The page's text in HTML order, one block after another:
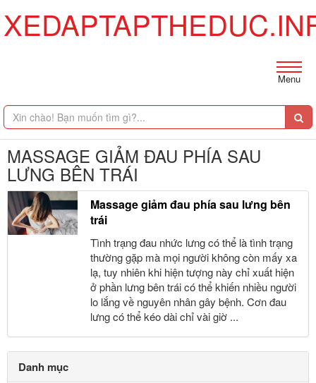
Menu
MASSAGE GIẢM ĐAU PHÍA SAU
LƯNG BÊN TRÁI
Massage giảm đau phía sau lưng bên
trái
Tình trạng đau nhức lưng có thể là tình trạng
thường gặp mà mọi người không còn mấy xa
lạ, tuy nhiên khi hiện tượng này chỉ xuất hiện
ở phần lưng bên trái có thể khiến nhiều người
lo lắng về nguyên nhân gây bệnh. Cơn đau
lưng có thể kéo dài chỉ vài giờ ...
Danh mục